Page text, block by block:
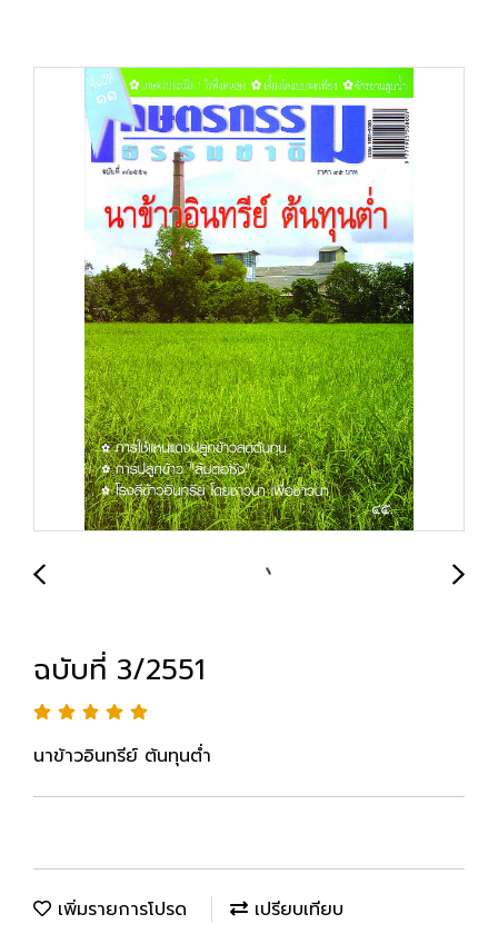
ฉบับที่ 3/2551
นาข้าวอินทรีย์ ต้นทุนต่ำ
เพิ่มรายการโปรด
เปรียบเทียบ